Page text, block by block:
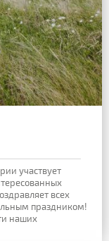
участвует
всех
праздником!
наших